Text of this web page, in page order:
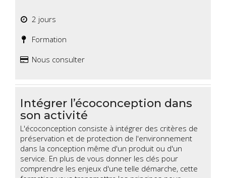
2 jours
Formation
Nous consulter
Intégrer l’écoconception dans
son activité
L'écoconception consiste à intégrer des critères de
préservation et de protection de l'environnement
dans la conception même d'un produit ou d'un
service. En plus de vous donner les clés pour
comprendre les enjeux d'une telle démarche, cette